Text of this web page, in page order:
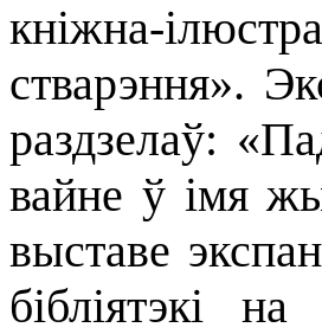
кніжна-
стварэння».
раздзелаў:
вайне ў імя
выставе
бібліятэкі